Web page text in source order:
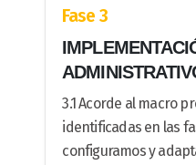
Fase 3
3.1 Acorde al macro
identificadas en las
configuramos y